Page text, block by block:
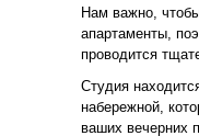
Нам важно,
апартаменты,
проводится
Студия
набережной,
ваших вечерних